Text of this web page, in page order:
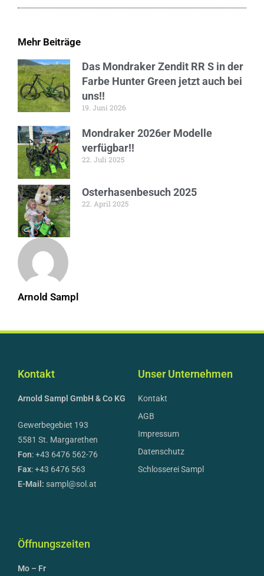
Arnold Sampl
Mehr Beiträge
Das Mondraker Zendit RR S in der
Farbe Hunter Green jetzt auch bei
uns!!
19. Juni 2026
Mondraker 2026er Modelle
verfügbar!!
22. Juli 2025
Osterhasenbesuch 2025
22. April 2025
Kontakt
Arnold Sampl GmbH & Co KG
Gewerbegebiet 193
5581 St. Margarethen
Fon: +43 6476 562-76
Fax: +43 6476 563
E-Mail: sampl@sol.at
Unser Unternehmen
Kontakt
AGB
Impressum
Datenschutz
Schlosserei Sampl
Öffnungszeiten
Mo – Fr